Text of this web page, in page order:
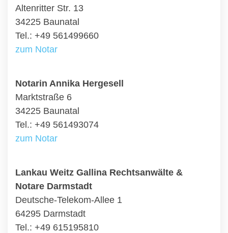
Altenritter Str. 13
34225 Baunatal
Tel.: +49 561499660
zum Notar
Notarin Annika Hergesell
Marktstraße 6
34225 Baunatal
Tel.: +49 561493074
zum Notar
Lankau Weitz Gallina Rechtsanwälte &
Notare Darmstadt
Deutsche-Telekom-Allee 1
64295 Darmstadt
Tel.: +49 615195810